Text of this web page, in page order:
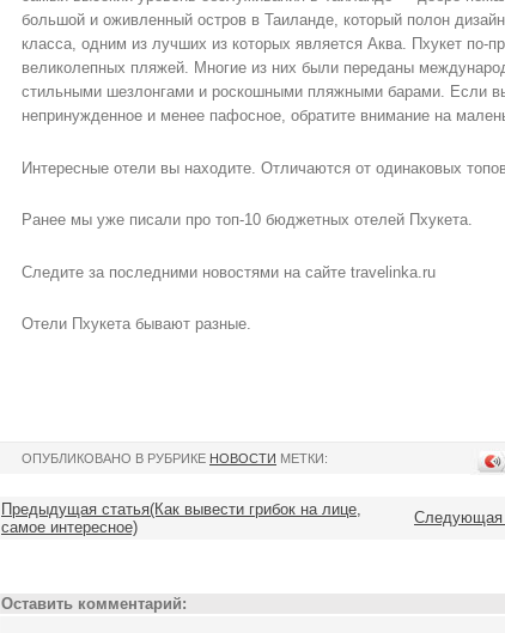
большой и оживленный остров в Таиланде, который полон
класса, одним из лучших из которых является Аква. Пхукет по-
великолепных пляжей. Многие из них были переданы
стильными шезлонгами и роскошными пляжными барами. Если
непринужденное и менее пафосное, обратите внимание на
Интересные отели вы находите. Отличаются от одинаковых
Ранее мы уже писали про топ-10 бюджетных отелей Пхукета.
Следите за последними новостями на сайте travelinka.ru
Отели Пхукета бывают разные.
ОПУБЛИКОВАНО В РУБРИКЕ НОВОСТИ МЕТКИ:
Предыдущая статья(Как вывести грибок на лице,
самое интересное)
Следующая
Оставить комментарий: